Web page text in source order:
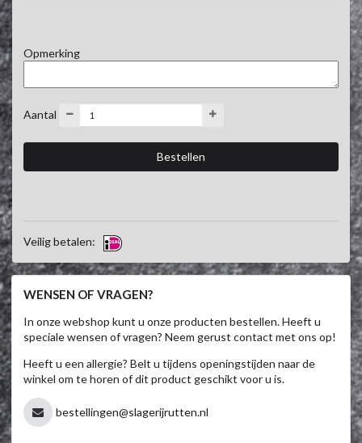
Opmerking
Aantal
Veilig betalen:
WENSEN OF VRAGEN?
In onze webshop kunt u onze producten bestellen. Heeft u
speciale wensen of vragen? Neem gerust contact met ons op!
Heeft u een allergie? Belt u tijdens openingstijden naar de
winkel om te horen of dit product geschikt voor u is.
bestellingen@slagerijrutten.nl